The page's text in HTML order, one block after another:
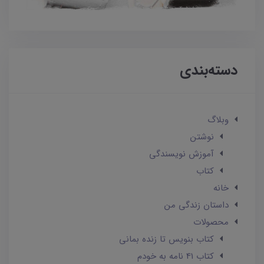
دسته‌بندی
وبلاگ
نوشتن
آموزش نویسندگی
کتاب
خانه
داستان زندگی من
محصولات
کتاب بنویس تا زنده بمانی
کتاب 41 نامه به خودم